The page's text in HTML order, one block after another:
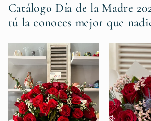
Catálogo Día de la Madre
tú la conoces mejor que